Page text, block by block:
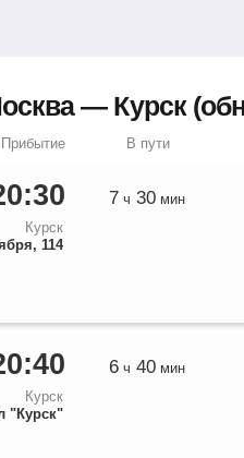
— Курск
Прибытие В пути
Курск
114
7 ч 30мин
Курск
"Курск"
6ч 40мин